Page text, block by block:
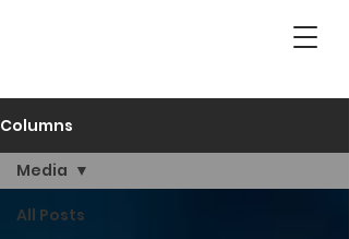
Columns
All Posts
Media